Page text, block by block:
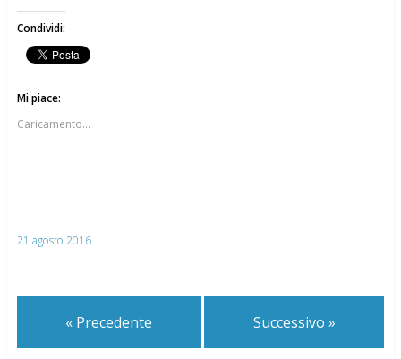
Condividi:
Mi piace:
Caricamento...
21 agosto 2016
« Precedente Successivo »